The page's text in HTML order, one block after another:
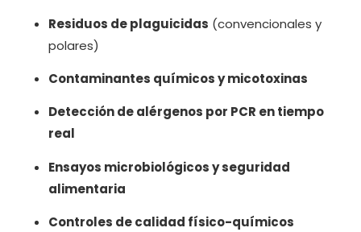
Residuos de plaguicidas (convencionales y
polares)
Contaminantes químicos y micotoxinas
Detección de alérgenos por PCR en tiempo
real
Ensayos microbiológicos y seguridad
alimentaria
Controles de calidad físico-químicos